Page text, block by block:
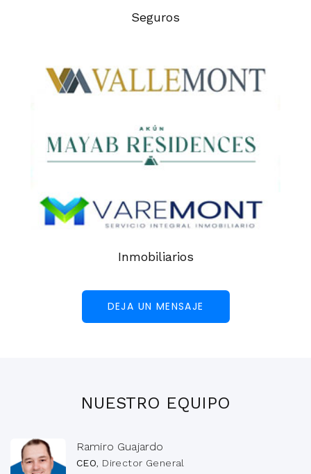
Seguros
Inmobiliarios
DEJA UN MENSAJE
NUESTRO EQUIPO
Ramiro Guajardo
CEO, Director General